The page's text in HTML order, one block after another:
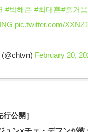
#박해준 #최대훈#즐거
pic.twitter.com/
February 20,
行公開］